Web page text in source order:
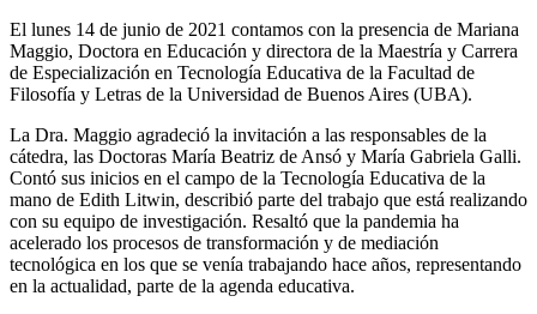
El lunes 14 de junio de 2021 contamos con la presencia de Mariana
Maggio, Doctora en Educación y directora de la Maestría y Carrera
de Especialización en Tecnología Educativa de la Facultad de
Filosofía y Letras de la Universidad de Buenos Aires (UBA).
La Dra. Maggio agradeció la invitación a las responsables de la
cátedra, las Doctoras María Beatriz de Ansó y María Gabriela Galli.
Contó sus inicios en el campo de la Tecnología Educativa de la
mano de Edith Litwin, describió parte del trabajo que está realizando
con su equipo de investigación. Resaltó que la pandemia ha
acelerado los procesos de transformación y de mediación
tecnológica en los que se venía trabajando hace años, representando
en la actualidad, parte de la agenda educativa.